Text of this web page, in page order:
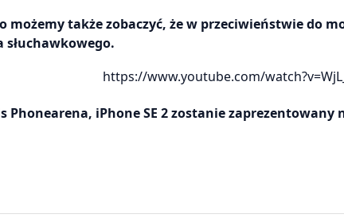
możemy także zobaczyć, że w przeciwieństwie do
słuchawkowego.
https://www.youtube.com/
Phonearena, iPhone SE 2 zostanie zaprezentowany